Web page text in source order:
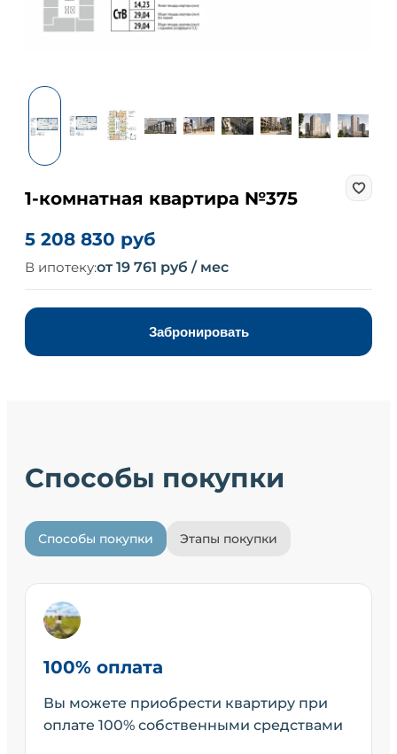
1-комнатная квартира №375
5 208 830 руб
В ипотеку:от 19 761 руб / мес
Забронировать
Способы покупки
Способы покупки Этапы покупки
100% оплата
Вы можете приобрести квартиру при
оплате 100% собственными средствами